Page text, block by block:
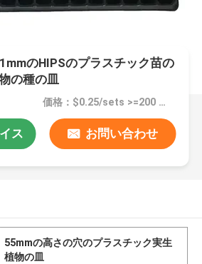
のHIPSのプラスチック苗の
の種の皿
価格：$0.25/sets >=200 sets
ス お問い合わせ
55mmの高さの穴のプラスチック実生
植物の皿